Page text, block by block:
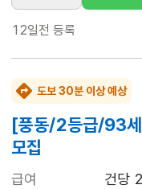
12일전 등록
도보 30분 이상 예상
[풍동/2등급/93
모집
급여
건당